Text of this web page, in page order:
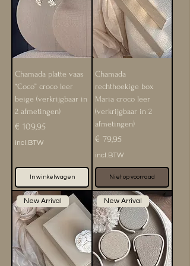
Chamada platte vaas
“Coco” croco leer
beige (verkrijgbaar in
2 afmetingen)
Prijs
€ 109,95
incl.BTW
In winkelwagen
Chamada
rechthoekige box
Maria croco leer
(verkrijgbaar in 2
afmetingen)
Prijs
€ 79,95
incl.BTW
Niet op voorraad
New Arrival New Arrival